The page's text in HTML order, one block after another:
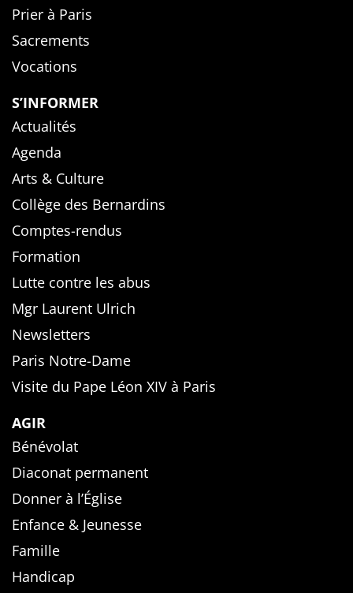
Prier à Paris
Sacrements
Vocations
S’INFORMER
Actualités
Agenda
Arts & Culture
Collège des Bernardins
Comptes-rendus
Formation
Lutte contre les abus
Mgr Laurent Ulrich
Newsletters
Paris Notre-Dame
Visite du Pape Léon XIV à Paris
AGIR
Bénévolat
Diaconat permanent
Donner à l’Église
Enfance & Jeunesse
Famille
Handicap